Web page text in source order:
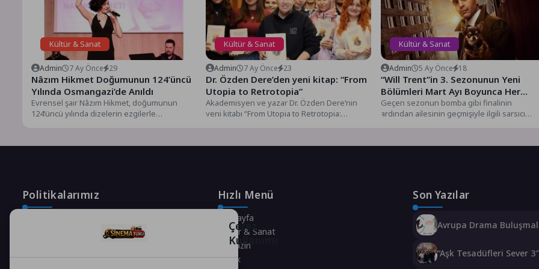
Kültür & Sanat
Admin 7 Ay Önce 29
Nâzım Hikmet Doğumunun 124’üncü
Yılında Osmangazi’de Anıldı
Evrensel şair Nâzım Hikmet, doğumunun
124’üncü yılında dizelerin ezgilerle
Kültür & Sanat
Admin 7 Ay Önce 23
Dr. Özden Dere’den yeni kitap: “From
Utopia to Retrotopia”
Akademisyen ve yazar Dr. Özden Dere’nin
yeni kitabı “From Utopia to Retrotopia:
Kültür & Sanat
Admin 5 Ay Önce 18
“Will Trent”in 3. Sezonunun Yeni
Bölümleri Mart Ayı Boyunca Her
Cuma 21.30’da FX Ekranlarında
İzleyicilerle Buluşmaya Devam Ediyor
Geçen sezonun bomba gibi finalinin
ardından ailesinin geçmişiyle ilgili sarsıcı
Politikalarımız
Telif Hakları Politikası
Hızlı Menü
Anasayfa
Kültür & Sanat
Magazin
Sağlık
Son Yazılar
Avrupa Drama
“Aşk Tesadüfleri Sever
Çerez
Kullanımı